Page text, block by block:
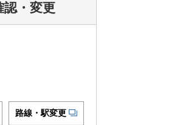
認・変更
路線・駅変更